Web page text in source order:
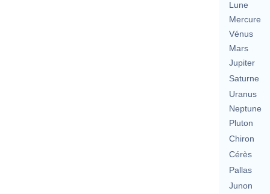
Lune
Mercure
Vénus
Mars
Jupiter
Saturne
Uranus
Neptune
Pluton
Chiron
Cérès
Pallas
Junon